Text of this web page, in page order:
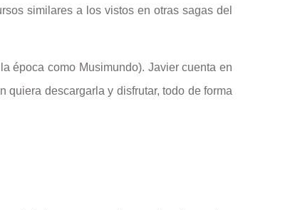
similares a los vistos en otras sagas del
época como Musimundo). Javier cuenta en
descargarla y disfrutar, todo de forma